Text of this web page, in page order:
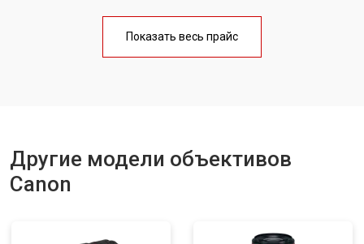
Показать весь прайс
Другие модели объективов
Canon